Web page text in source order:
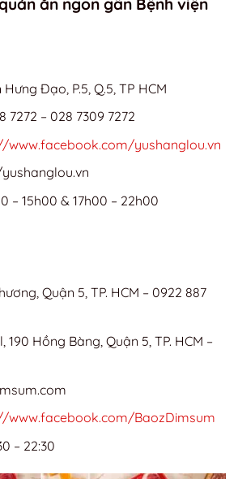
ăn ngon gần Bệnh viện
Đạo, P.5, Q.5, TP HCM
7272 – 028 7309 7272
www.facebook.com/yushanglou.vn
– 15h00 & 17h00 – 22h00
Quận 5, TP. HCM – 0922 887
190 Hồng Bàng, Quận 5, TP. HCM –
www.facebook.com/BaozDimsum
– 22:30